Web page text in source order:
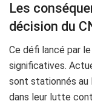
Les
décision du
Ce défi lancé par
significatives.
sont stationnés au
dans leur lutte